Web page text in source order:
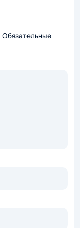
Обязательные